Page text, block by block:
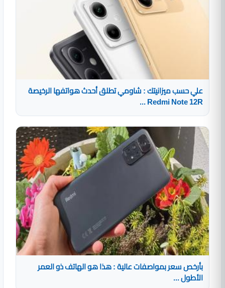
علي حسب ميزانيتك : شاومي تطلق أحدث هواتفها الرخيصة
Redmi Note 12R ...
بأرخص سعر بمواصفات عالية : هذا هو الهاتف ذو العمر
الأطول ...